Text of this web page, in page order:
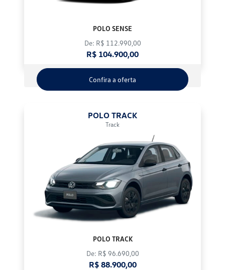
POLO SENSE
De: R$ 112.990,00
R$ 104.900,00
Confira a oferta
POLO TRACK
Track
POLO TRACK
De: R$ 96.690,00
R$ 88.900,00